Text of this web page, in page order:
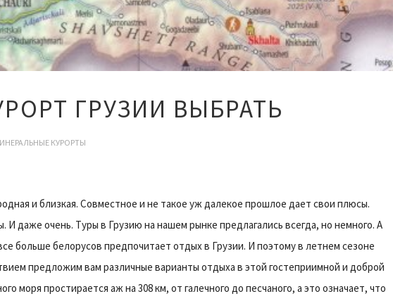
ГРУЗИИ ВЫБРАТЬ
КУРОРТЫ
и близкая. Совместное и не такое уж далекое прошлое дает свои плюсы.
И даже очень. Туры в Грузию на нашем рынке предлагались всегда, но немного. А
больше белорусов предпочитает отдых в Грузии. И поэтому в летнем сезоне
предложим вам различные варианты отдыха в этой гостеприимной и доброй
моря простирается аж на 308 км, от галечного до песчаного, а это означает, что